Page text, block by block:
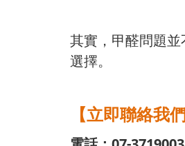
其實，甲醛問題
選擇。
【立即聯絡我